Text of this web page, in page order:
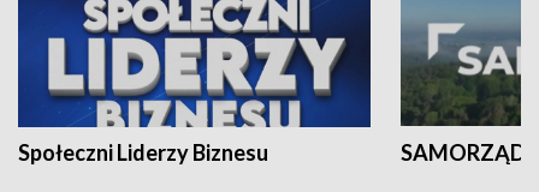
Społeczni Liderzy Biznesu SAMORZĄD